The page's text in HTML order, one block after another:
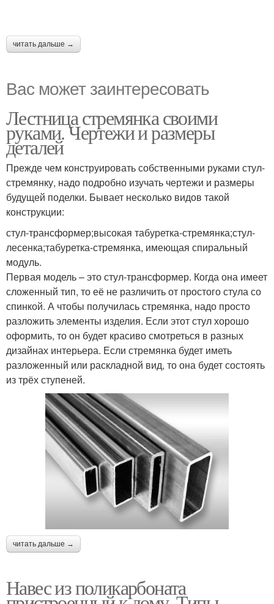
читать дальше →
Вас может заинтересовать
Лестница стремянка своими
руками. Чертежи и размеры
деталей
Прежде чем конструировать собственными руками стул-
стремянку, надо подробно изучать чертежи и размеры
будущей поделки. Бывает несколько видов такой
конструкции:
стул-трансформер;высокая табуретка-стремянка;стул-
лесенка;табуретка-стремянка, имеющая спиральный
модуль.
Первая модель – это стул-трансформер. Когда она имеет
сложенный тип, то её не различить от простого стула со
спинкой. А чтобы получилась стремянка, надо просто
разложить элементы изделия. Если этот стул хорошо
оформить, то он будет красиво смотреться в разных
дизайнах интерьера. Если стремянка будет иметь
разложенный или раскладной вид, то она будет состоять
из трёх ступеней.
читать дальше →
Навес из поликарбоната